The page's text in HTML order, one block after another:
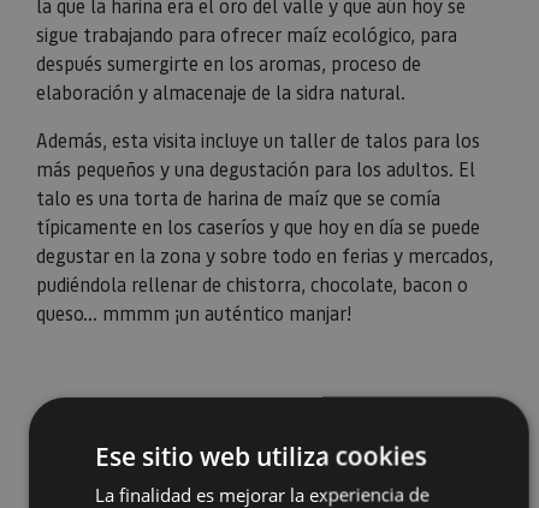
la que la harina era el oro del valle y que aún hoy se
sigue trabajando para ofrecer maíz ecológico, para
después sumergirte en los aromas, proceso de
elaboración y almacenaje de la sidra natural.
Además, esta visita incluye un taller de talos para los
más pequeños y una degustación para los adultos. El
talo es una torta de harina de maíz que se comía
típicamente en los caseríos y que hoy en día se puede
degustar en la zona y sobre todo en ferias y mercados,
pudiéndola rellenar de chistorra, chocolate, bacon o
queso... mmmm ¡un auténtico manjar!
Ese sitio web utiliza cookies
La finalidad es mejorar la experiencia de